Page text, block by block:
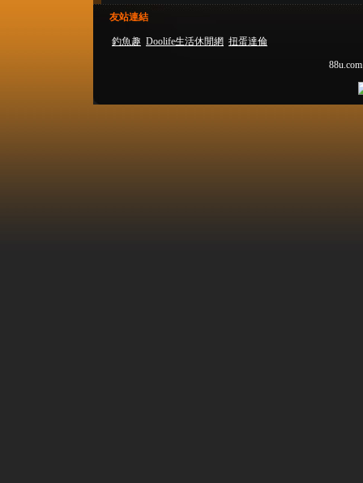
友站連結
釣魚趣 Doolife生活休閒網 扭蛋達倫